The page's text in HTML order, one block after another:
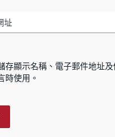
址
存顯示名稱、電子郵件地址
時使用。